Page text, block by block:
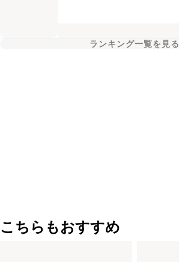
ランキング一覧を見る
こちらもおすすめ